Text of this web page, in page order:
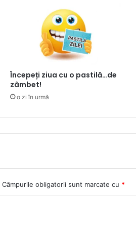
Începeți ziua cu o pastilă…de
zâmbet!
o zi în urmă
Câmpurile obligatorii sunt marcate cu *